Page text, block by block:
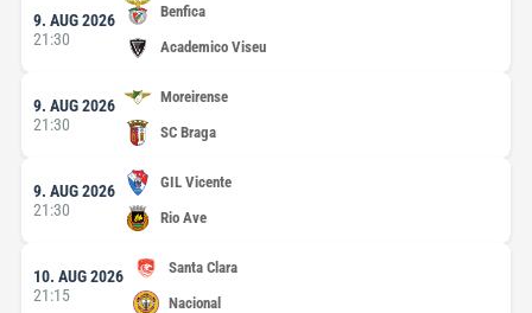
9. AUG 2026
21:30
Benfica
Academico Viseu
9. AUG 2026
21:30
Moreirense
SC Braga
9. AUG 2026
21:30
GIL Vicente
Rio Ave
10. AUG 2026
21:15
Santa Clara
Nacional